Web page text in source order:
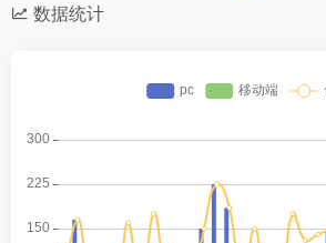
数据统计